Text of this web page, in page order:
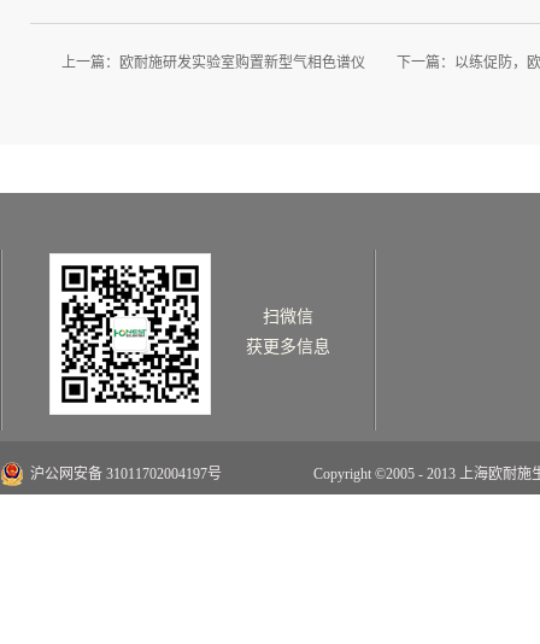
上一篇： 欧耐施研发实验室购置新型气相色谱仪 下一篇： 以练促防，
扫微信
获更多信息
沪公网安备 31011702004197号 Copyright ©2005 - 2013 上海欧耐施